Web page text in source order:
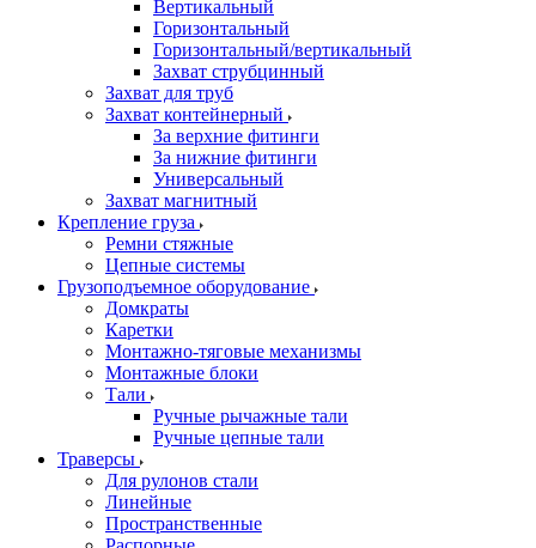
Вертикальный
Горизонтальный
Горизонтальный/вертикальный
Захват струбцинный
Захват для труб
Захват контейнерный
За верхние фитинги
За нижние фитинги
Универсальный
Захват магнитный
Крепление груза
Ремни стяжные
Цепные системы
Грузоподъемное оборудование
Домкраты
Каретки
Монтажно-тяговые механизмы
Монтажные блоки
Тали
Ручные рычажные тали
Ручные цепные тали
Траверсы
Для рулонов стали
Линейные
Пространственные